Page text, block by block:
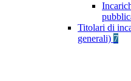
Titolari di
generali) 7